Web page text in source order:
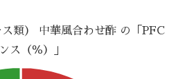
ス類） 中華風合わせ酢 の「PFC
ス（％）」